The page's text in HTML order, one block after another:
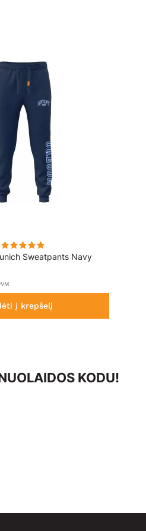
Sweatpants Navy
į krepšelį
KODU!